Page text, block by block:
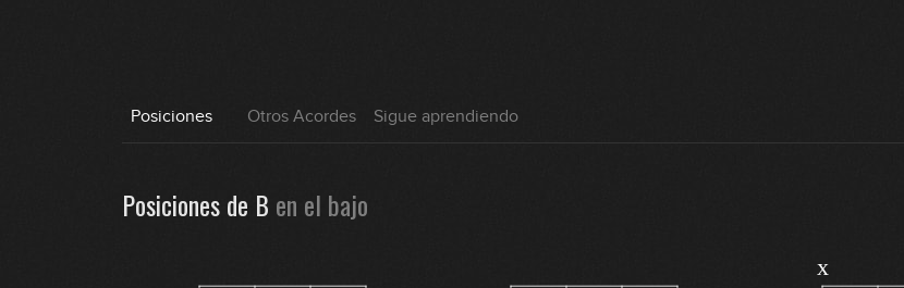
Posiciones Otros Acordes Sigue aprendiendo
Posiciones de B en el bajo
x